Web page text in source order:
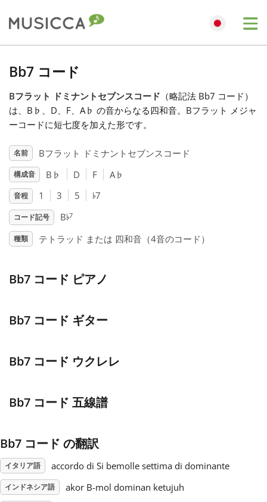
Български
Deutsch
English
한국어
हिन्दी
Italiano
日本語
Polski
Bb7 コード
Bフラット ドミナントセブンスコード （略記法 Bb7 コード）
は、B ♭ 、D、F、A♭ の音からなる四和音。Bフラット メジャ
ーコードに短七度を加えた形です。
名前 Bフラット ドミナントセブンスコード
構成音 B ♭ D F A♭
音程 1 3 5 ♭7
コード記号 B♭7
種類 テトラッド または 四和音（4音のコード）
Bb7 コード ピアノ
Bb7 コード ギター
Bb7 コード ウクレレ
Bb7 コード 五線譜
Bb7 コード の翻訳
イタリア語 accordo di Si bemolle settima di dominante
インドネシア語 akor B-mol dominan ketujuh